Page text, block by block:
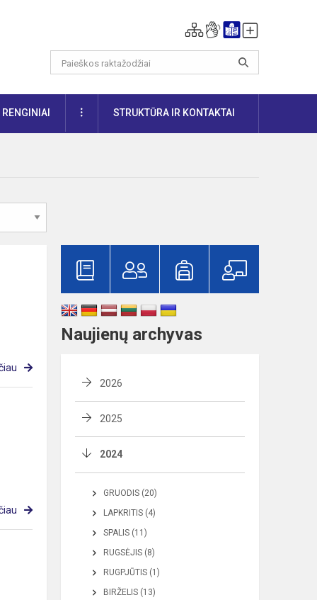
RENGINIAI DAUGIAUSTRUKTŪRA IR KONTAKTAI
Naujienų archyvas
2026
2025
2024
GRUODIS (20)
LAPKRITIS (4)
SPALIS (11)
RUGSĖJIS (8)
RUGPJŪTIS (1)
BIRŽELIS (13)